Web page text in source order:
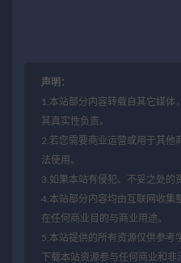
声明：
1.本站部分内容转载自其它媒体
其真实性负责。
2.若您需要商业运营或用于其他
法使用。
3.如果本站有侵犯、不妥之处的
4.本站部分内容均由互联网收集
在任何商业目的与商业用途。
5.本站提供的所有资源仅供参考
下载本站资源参与任何商业和